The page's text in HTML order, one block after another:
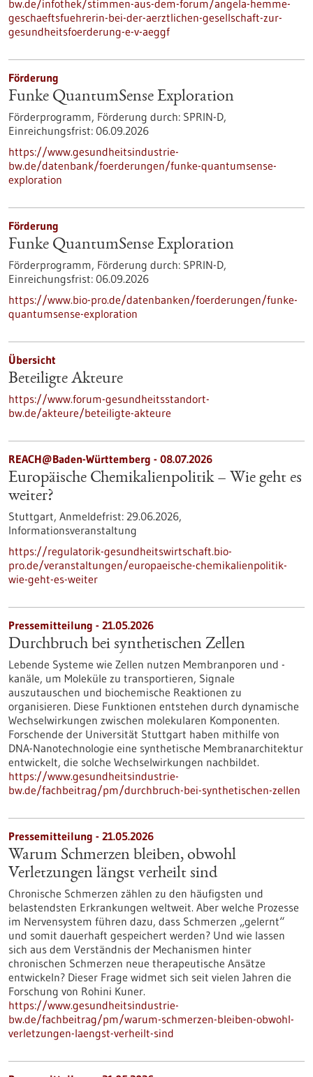
bw.de/infothek/stimmen-aus-dem-forum/angela-hemme-
geschaeftsfuehrerin-bei-der-aerztlichen-gesellschaft-zur-
gesundheitsfoerderung-e-v-aeggf
Förderung
Funke QuantumSense Exploration
Förderprogramm, Förderung durch: SPRIN-D,
Einreichungsfrist: 06.09.2026
https://www.gesundheitsindustrie-
bw.de/datenbank/foerderungen/funke-quantumsense-
exploration
Förderung
Funke QuantumSense Exploration
Förderprogramm, Förderung durch: SPRIN-D,
Einreichungsfrist: 06.09.2026
https://www.bio-pro.de/datenbanken/foerderungen/funke-
quantumsense-exploration
Übersicht
Beteiligte Akteure
https://www.forum-gesundheitsstandort-
bw.de/akteure/beteiligte-akteure
REACH@Baden-Württemberg - 08.07.2026
Europäische Chemikalienpolitik – Wie geht es
weiter?
Stuttgart, Anmeldefrist: 29.06.2026,
Informationsveranstaltung
https://regulatorik-gesundheitswirtschaft.bio-
pro.de/veranstaltungen/europaeische-chemikalienpolitik-
wie-geht-es-weiter
Pressemitteilung - 21.05.2026
Durchbruch bei synthetischen Zellen
Lebende Systeme wie Zellen nutzen Membranporen und -
kanäle, um Moleküle zu transportieren, Signale
auszutauschen und biochemische Reaktionen zu
organisieren. Diese Funktionen entstehen durch dynamische
Wechselwirkungen zwischen molekularen Komponenten.
Forschende der Universität Stuttgart haben mithilfe von
DNA-Nanotechnologie eine synthetische Membranarchitektur
entwickelt, die solche Wechselwirkungen nachbildet.
https://www.gesundheitsindustrie-
bw.de/fachbeitrag/pm/durchbruch-bei-synthetischen-zellen
Pressemitteilung - 21.05.2026
Warum Schmerzen bleiben, obwohl
Verletzungen längst verheilt sind
Chronische Schmerzen zählen zu den häufigsten und
belastendsten Erkrankungen weltweit. Aber welche Prozesse
im Nervensystem führen dazu, dass Schmerzen „gelernt“
und somit dauerhaft gespeichert werden? Und wie lassen
sich aus dem Verständnis der Mechanismen hinter
chronischen Schmerzen neue therapeutische Ansätze
entwickeln? Dieser Frage widmet sich seit vielen Jahren die
Forschung von Rohini Kuner.
https://www.gesundheitsindustrie-
bw.de/fachbeitrag/pm/warum-schmerzen-bleiben-obwohl-
verletzungen-laengst-verheilt-sind